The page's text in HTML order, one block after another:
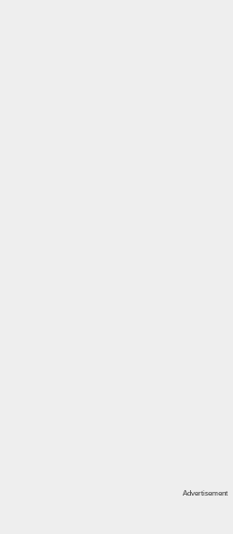
Advertisement